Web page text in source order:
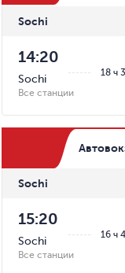
Sochi
18 ч
14:20
Sochi
Все станции
Sochi
16 ч
15:20
Sochi
Все станции